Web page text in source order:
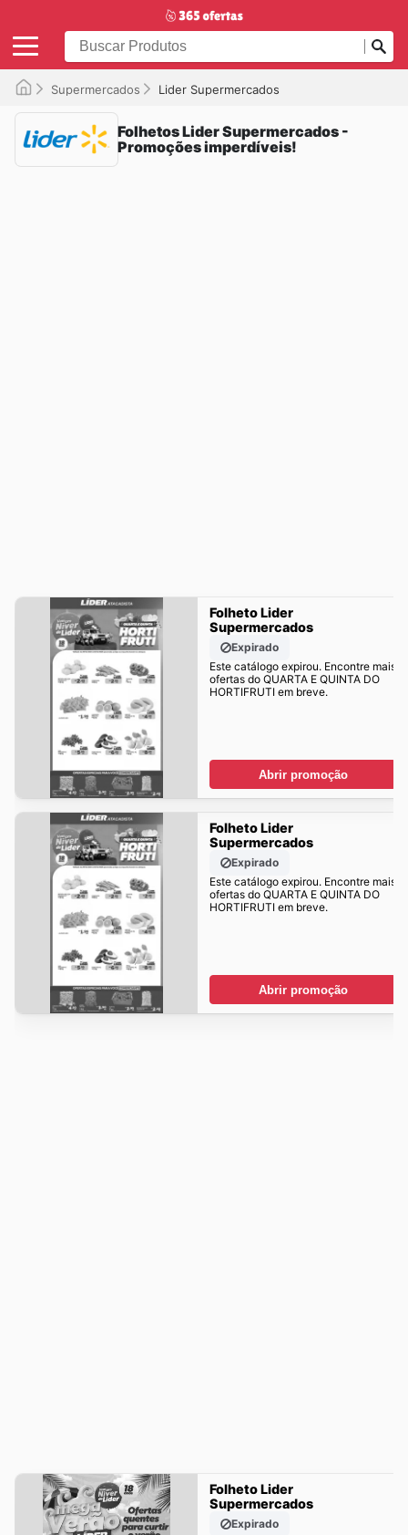
Supermercados Lider Supermercados
Folhetos Lider Supermercados -
Promoções imperdíveis!
Folheto Lider
Supermercados
Expirado
Este catálogo expirou. Encontre mais
ofertas do QUARTA E QUINTA DO
HORTIFRUTI em breve.
Abrir promoção
Folheto Lider
Supermercados
Expirado
Este catálogo expirou. Encontre mais
ofertas do QUARTA E QUINTA DO
HORTIFRUTI em breve.
Abrir promoção
Folheto Lider
Supermercados
Expirado